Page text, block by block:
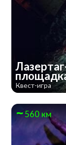
Квест-игра
560 км